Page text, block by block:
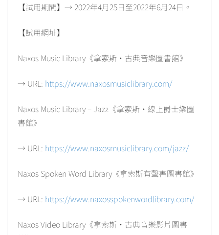
【試用期間】→ 2022年4月25日至2022年6月24日。
【試用網址】
Naxos Music Library《拿索斯‧古典音樂圖書館》
→ URL: https://www.naxosmusiclibrary.com/
Naxos Music Library – Jazz《拿索斯‧線上爵士樂圖
書館》
→ URL: https://www.naxosmusiclibrary.com/jazz/
Naxos Spoken Word Library《拿索斯有聲書圖書館》
→ URL: https://www.naxosspokenwordlibrary.com/
Naxos Video Library《拿索斯‧古典音樂影片圖書